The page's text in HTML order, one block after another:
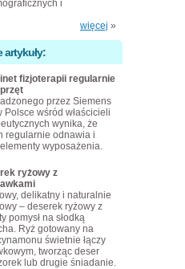
i
więcej »
artykuły:
fizjoterapii regularnie
przez Siemens
Polsce wśród właścicieli
wynika, że
regularnie odnawia i
wyposażenia.
ryżowy z
delikatny i naturalnie
– deserek ryżowy z
pomysł na słodką
Ryż gotowany na
świetnie łączy
tworząc deser
lub drugie śniadanie.